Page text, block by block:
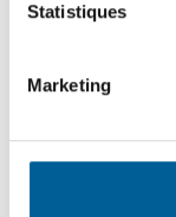
Statistiques
Marketing
Heure :
min